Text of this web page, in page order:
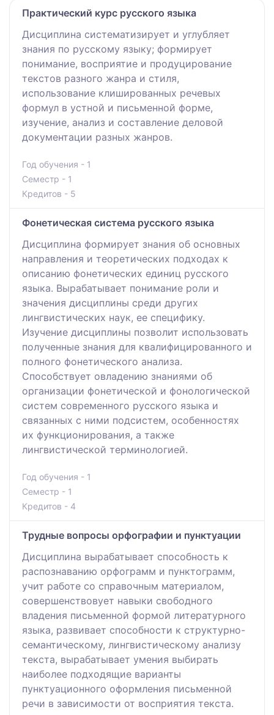
Практический курс русского языка
Дисциплина систематизирует и углубляет
знания по русскому языку; формирует
понимание, восприятие и продуцирование
текстов разного жанра и стиля,
использование клишированных речевых
формул в устной и письменной форме,
изучение, анализ и составление деловой
документации разных жанров.
Год обучения - 1
Семестр - 1
Кредитов - 5
Фонетическая система русского языка
Дисциплина формирует знания об основных
направления и теоретических подходах к
описанию фонетических единиц русского
языка. Вырабатывает понимание роли и
значения дисциплины среди других
лингвистических наук, ее специфику.
Изучение дисциплины позволит использовать
полученные знания для квалифицированного и
полного фонетического анализа.
Способствует овладению знаниями об
организации фонетической и фонологической
систем современного русского языка и
связанных с ними подсистем, особенностях
их функционирования, а также
лингвистической терминологией.
Год обучения - 1
Семестр - 1
Кредитов - 4
Трудные вопросы орфографии и пунктуации
Дисциплина вырабатывает способность к
распознаванию орфограмм и пунктограмм,
учит работе со справочным материалом,
совершенствовует навыки свободного
владения письменной формой литературного
языка, развивает способности к структурно-
семантическому, лингвистическому анализу
текста, вырабатывает умения выбирать
наиболее подходящие варианты
пунктуационного оформления письменной
речи в зависимости от восприятия текста.